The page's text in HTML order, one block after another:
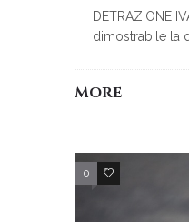
DETRAZIONE
dimostrabile la
MORE
0 3